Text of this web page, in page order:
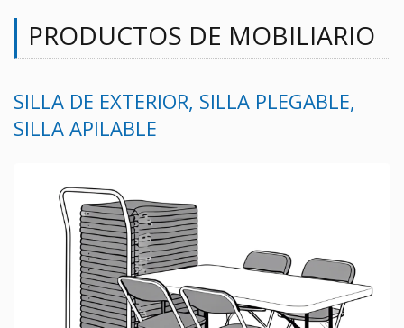
PRODUCTOS DE MOBILIARIO
SILLA DE EXTERIOR, SILLA PLEGABLE,
SILLA APILABLE